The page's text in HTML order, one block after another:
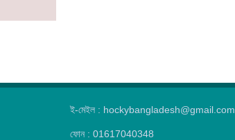
ই-মেইল : hockybangladesh@gmail.com
ফোন : 01617040348